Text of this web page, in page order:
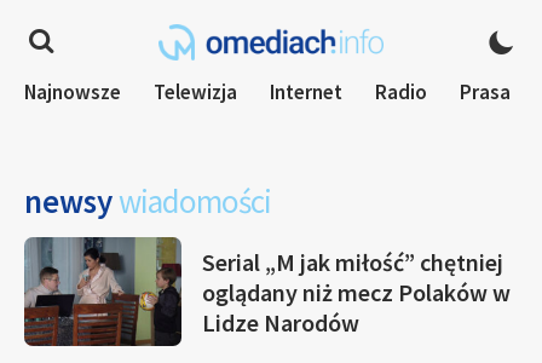
Najnowsze Telewizja Internet Radio Prasa
newsywiadomości
Serial „M jak miłość” chętniej
oglądany niż mecz Polaków w
Lidze Narodów